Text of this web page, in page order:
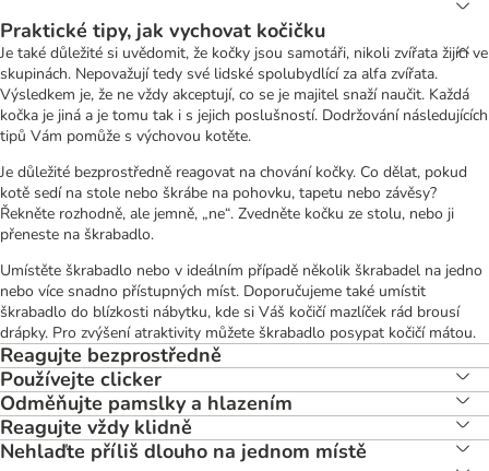
Praktické tipy, jak vychovat kočičku
Je také důležité si uvědomit, že kočky jsou samotáři, nikoli zvířata žijící ve
skupinách. Nepovažují tedy své lidské spolubydlící za alfa zvířata.
Výsledkem je, že ne vždy akceptují, co se je majitel snaží naučit. Každá
kočka je jiná a je tomu tak i s jejich poslušností. Dodržování následujících
tipů Vám pomůže s výchovou kotěte.
Je důležité bezprostředně reagovat na chování kočky. Co dělat, pokud
kotě sedí na stole nebo škrábe na pohovku, tapetu nebo závěsy?
Řekněte rozhodně, ale jemně, „ne“. Zvedněte kočku ze stolu, nebo ji
přeneste na škrabadlo.
Umístěte škrabadlo nebo v ideálním případě několik škrabadel na jedno
nebo více snadno přístupných míst. Doporučujeme také umístit
škrabadlo do blízkosti nábytku, kde si Váš kočičí mazlíček rád brousí
drápky. Pro zvýšení atraktivity můžete škrabadlo posypat kočičí mátou.
Reagujte bezprostředně
Používejte clicker
Odměňujte pamslky a hlazením
Reagujte vždy klidně
Nehlaďte příliš dlouho na jednom místě